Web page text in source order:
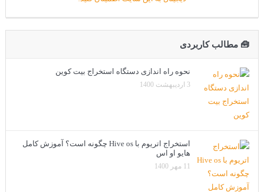
🧰 مطالب کاربردی
نحوه راه اندازی دستگاه استخراج بیت کوین
3 اردیبهشت 1400
استخراج اتریوم با Hive os چگونه است؟ آموزش کامل
هایو او اس
11 مهر 1400